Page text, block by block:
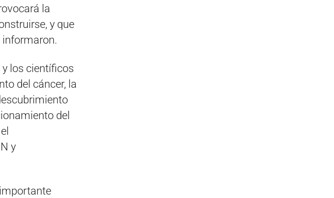
la
y que
informaron.
y los científicos
del cáncer, la
del
y